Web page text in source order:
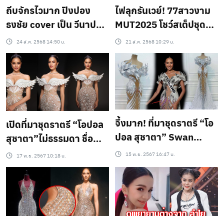
ถีบจักรไวมาก ปิงปอง
ธงชัย cover เป็น วีนาปวี
นา มิสยูนิเวิร์สไทย
แลนด์2025 ไม่เหมือนตรง
ไหนเอาปากกามาวง
24 ส.ค. 2568 14:50 น.
ไฟลุกรันเวย์! 77สาวงาม
MUT2025 โชว์สเต็ปชุด
ว่ายน้ำ อุ่นเครื่องก่อนรอบ
ตัดสิน 23 สิงหาคม นี้
“วีนา” สปอนด์รัก ประเดิม
3 รางวัลใหญ่
21 ส.ค. 2568 10:29 น.
เปิดที่มาชุดราตรี “โอปอล
สุชาตา”ไม่ธรรมดา ชื่อ
อชุด ”QUEEN’S WINGS
OF TRIUMPH“ ปีกแห่ง
ชัยชนะของราชินี
17 พ.ย. 2567 10:18 น.
จึ้งมาก! ที่มาชุดราตรี “โอ
ปอล สุชาตา” Swan
Maiden (หงส์สาว) ที่
เซอร์ไพรส์แฟนนางงาม
บนเวทีโลก
15 พ.ย. 2567 16:47 น.